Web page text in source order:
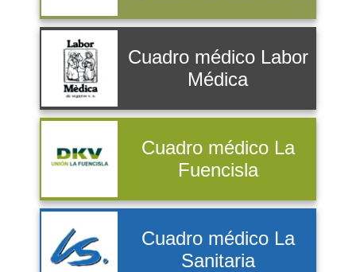
Cuadro médico Labor
Médica
Cuadro médico La
Fuencisla
Cuadro médico La
Sanitaria